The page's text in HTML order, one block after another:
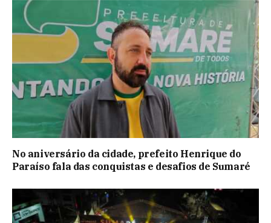
No aniversário da cidade, prefeito Henrique do
Paraíso fala das conquistas e desafios de Sumaré